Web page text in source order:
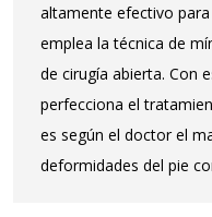
altamente efectivo
emplea la técnica de
de cirugía abierta. Con
perfecciona el
es según el doctor el
deformidades del pie